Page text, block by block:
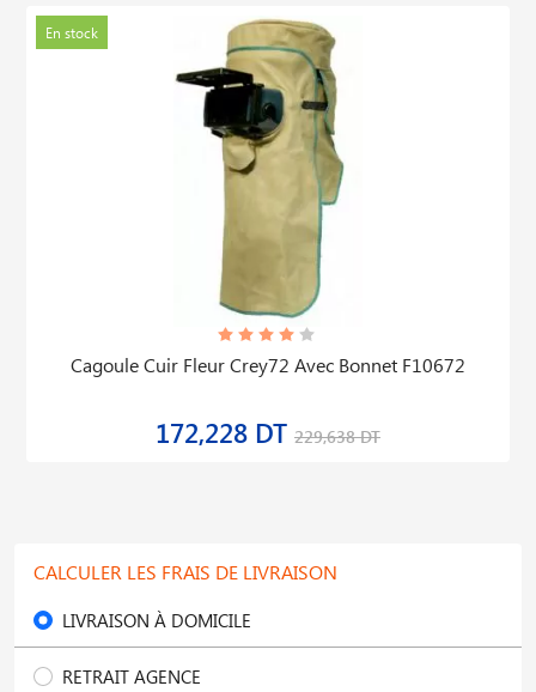
En stock
Cagoule Cuir Fleur Crey72 Avec Bonnet F10672
172,228 DT 229,638 DT
CALCULER LES FRAIS DE LIVRAISON
LIVRAISON À DOMICILE
RETRAIT AGENCE